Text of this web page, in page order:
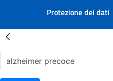
Protezione dei dati
Risultati della